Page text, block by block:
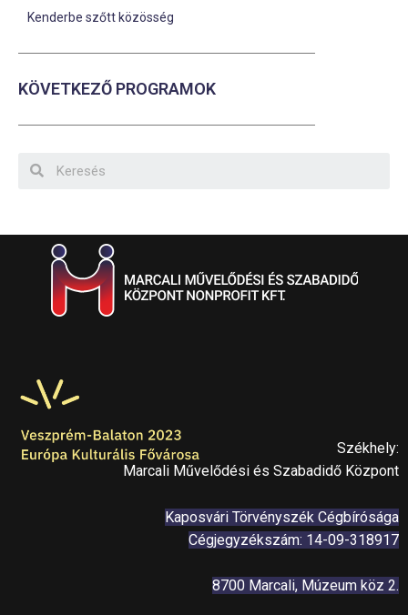
Kenderbe szőtt közösség
KÖVETKEZŐ PROGRAMOK
Székhely:
Marcali Művelődési és Szabadidő Központ
Kaposvári Törvényszék Cégbírósága
Cégjegyzékszám: 14-09-318917
8700 Marcali, Múzeum köz 2.